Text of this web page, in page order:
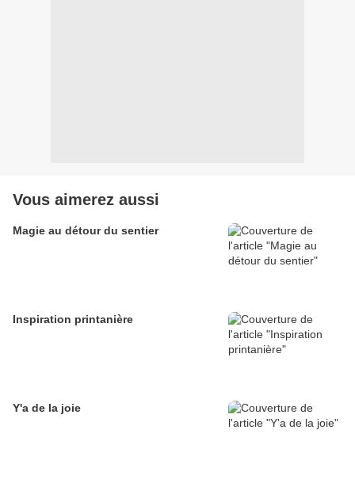
Vous aimerez aussi
Magie au détour du sentier
Inspiration printanière
Y'a de la joie